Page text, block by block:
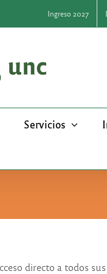
Ingreso 2027
Servicios
directo a todos